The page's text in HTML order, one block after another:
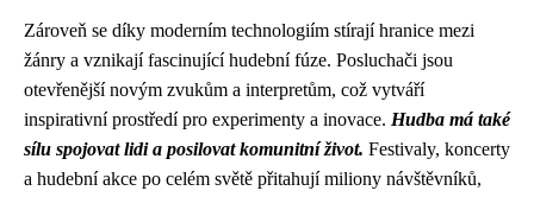
Zároveň se díky moderním technologiím stírají hranice mezi
žánry a vznikají fascinující hudební fúze. Posluchači jsou
otevřenější novým zvukům a interpretům, což vytváří
inspirativní prostředí pro experimenty a inovace. Hudba má také
sílu spojovat lidi a posilovat komunitní život. Festivaly, koncerty
a hudební akce po celém světě přitahují miliony návštěvníků,